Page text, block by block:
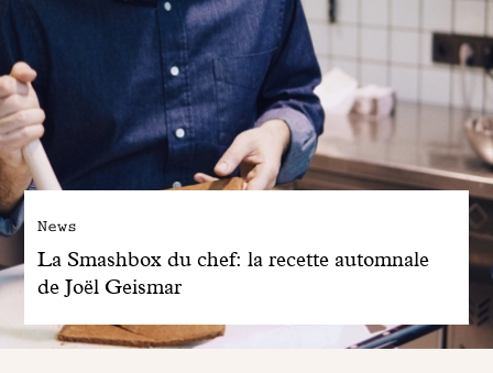
Boutiques
Mon compte
E-Shop
News
La Smashbox du chef: la recette automnale
de Joël Geismar